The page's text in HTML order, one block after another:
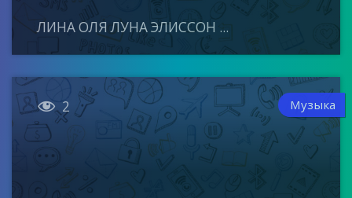
ЛИНА ОЛЯ ЛУНА ЭЛИССОН ...
 2 Музыка